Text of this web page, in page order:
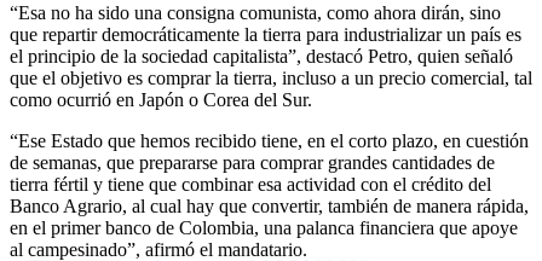
“Esa no ha sido una consigna comunista, como ahora dirán, sino
que repartir democráticamente la tierra para industrializar un país es
el principio de la sociedad capitalista”, destacó Petro, quien señaló
que el objetivo es comprar la tierra, incluso a un precio comercial, tal
como ocurrió en Japón o Corea del Sur.
“Ese Estado que hemos recibido tiene, en el corto plazo, en cuestión
de semanas, que prepararse para comprar grandes cantidades de
tierra fértil y tiene que combinar esa actividad con el crédito del
Banco Agrario, al cual hay que convertir, también de manera rápida,
en el primer banco de Colombia, una palanca financiera que apoye
al campesinado”, afirmó el mandatario.